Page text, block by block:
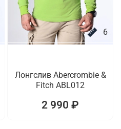
6
Лонгслив Abercrombie &
Fitch ABL012
2 990 ₽